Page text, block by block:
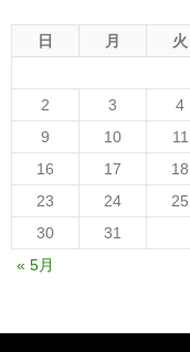
日 月 火
2
3 4
9
10 11
16
17 18
23
24 25
30
31
« 5月